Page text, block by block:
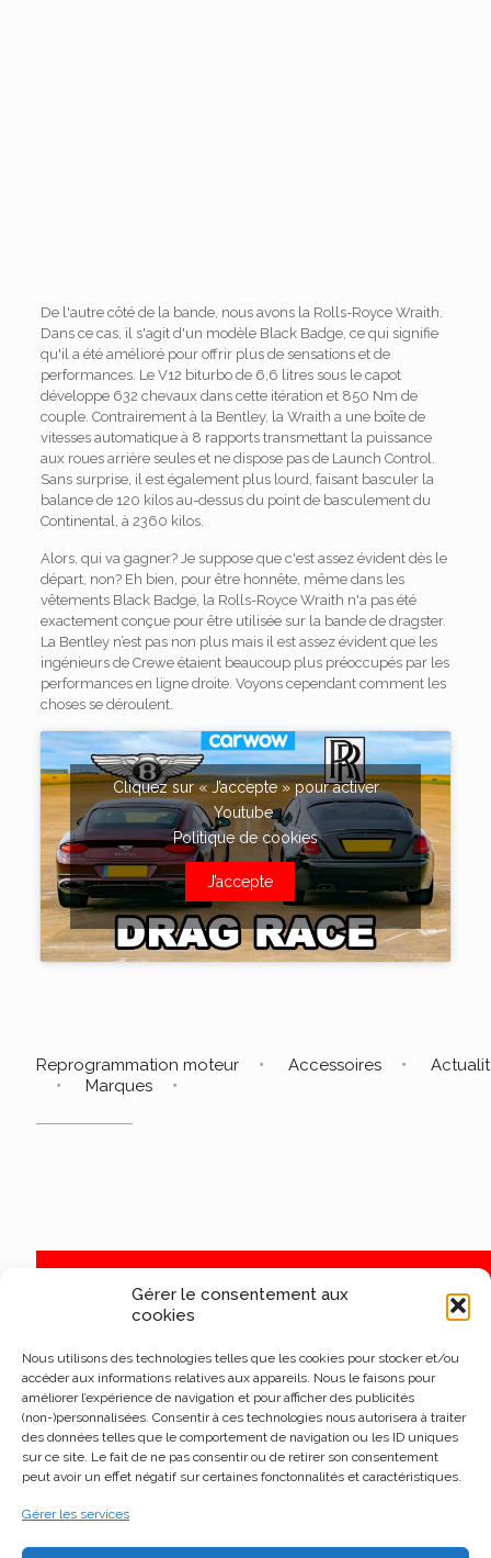
Gérer le consentement aux
cookies
Nous utilisons des technologies telles que les cookies pour stocker et/ou
accéder aux informations relatives aux appareils. Nous le faisons pour
améliorer l’expérience de navigation et pour afficher des publicités
(non-)personnalisées. Consentir à ces technologies nous autorisera à traiter
des données telles que le comportement de navigation ou les ID uniques
sur ce site. Le fait de ne pas consentir ou de retirer son consentement
peut avoir un effet négatif sur certaines fonctonnalités et caractéristiques.
Gérer les services
De l'autre côté de la bande, nous avons la Rolls-Royce Wraith.
Dans ce cas, il s'agit d'un modèle Black Badge, ce qui signifie
qu'il a été amélioré pour offrir plus de sensations et de
performances. Le V12 biturbo de 6,6 litres sous le capot
développe 632 chevaux dans cette itération et 850 Nm de
couple. Contrairement à la Bentley, la Wraith a une boîte de
vitesses automatique à 8 rapports transmettant la puissance
aux roues arrière seules et ne dispose pas de Launch Control.
Sans surprise, il est également plus lourd, faisant basculer la
balance de 120 kilos au-dessus du point de basculement du
Continental, à 2360 kilos.
Alors, qui va gagner? Je suppose que c'est assez évident dès le
départ, non? Eh bien, pour être honnête, même dans les
vêtements Black Badge, la Rolls-Royce Wraith n'a pas été
exactement conçue pour être utilisée sur la bande de dragster.
La Bentley n’est pas non plus mais il est assez évident que les
ingénieurs de Crewe étaient beaucoup plus préoccupés par les
performances en ligne droite. Voyons cependant comment les
choses se déroulent.
Cliquez sur « J’accepte » pour activer
Youtube
Politique de cookies
J’accepte
Reprogrammation moteur Accessoires
Marques